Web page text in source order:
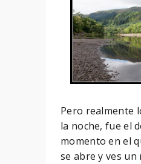
Pero realmente
la noche, fue el
momento en el
se abre y ves